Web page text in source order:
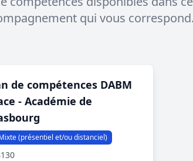
qui vous correspond.
de compétences DABM
- Académie de
(présentiel et/ou distanciel)